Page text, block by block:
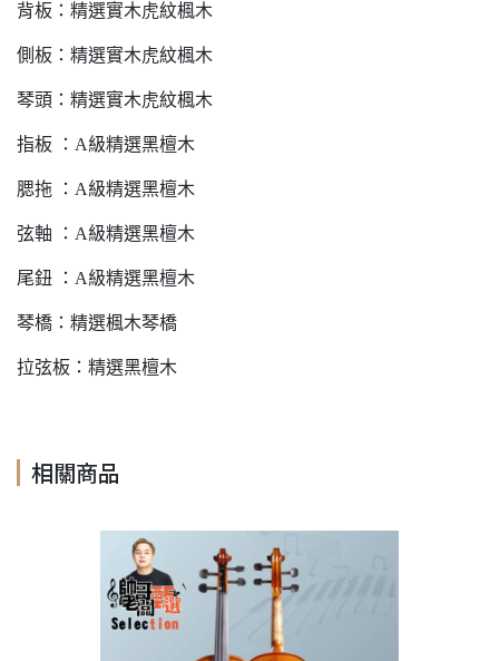
背板：精選實木虎紋楓木
側板：精選實木虎紋楓木
琴頭：精選實木虎紋楓木
指板 ：A級精選黑檀木
腮拖 ：A級精選黑檀木
弦軸 ：A級精選黑檀木
尾鈕 ：A級精選黑檀木
琴橋：精選楓木琴橋
拉弦板：精選黑檀木
相關商品